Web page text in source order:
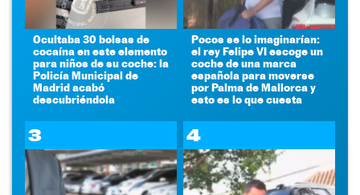
Ocultaba 30 bolsas de
cocaína en este elemento
para niños de su coche: la
Policía Municipal de
Madrid acabó
descubriéndola
Pocos se lo imaginarían:
el rey Felipe VI escoge un
coche de una marca
española para moverse
por Palma de Mallorca y
esto es lo que cuesta
3 4